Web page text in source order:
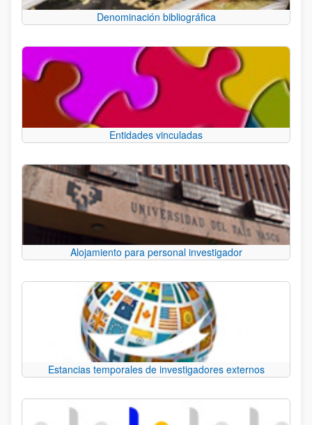
Denominación bibliográfica
Entidades vinculadas
Alojamiento para personal investigador
Estancias temporales de investigadores externos